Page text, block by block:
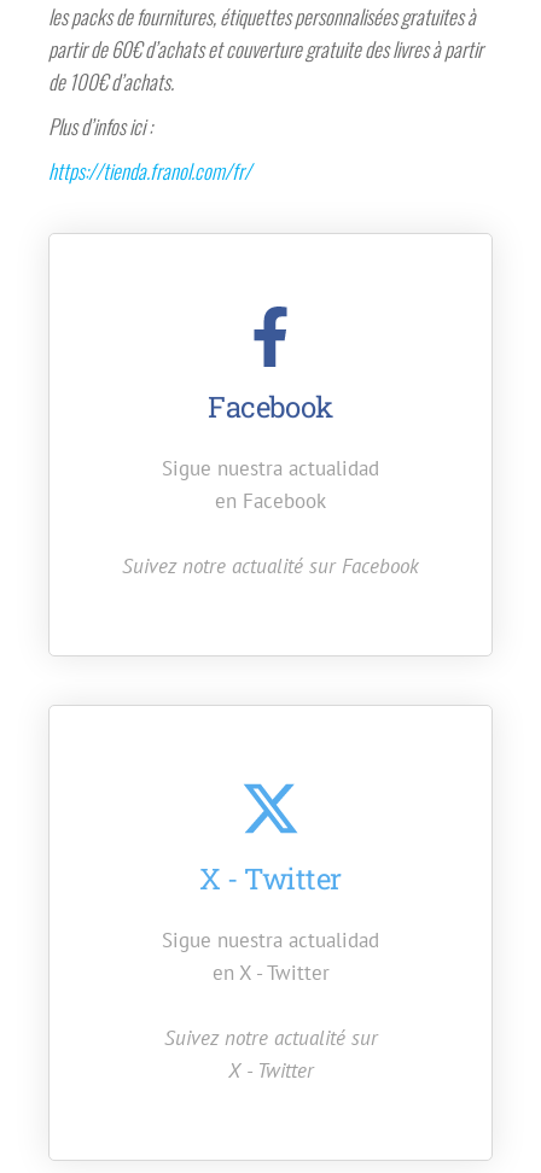
les packs de fournitures, étiquettes personnalisées gratuites à
partir de 60€ d’achats et couverture gratuite des livres à partir
de 100€ d’achats.
Plus d’infos ici :
https://tienda.franol.com/fr/
Facebook
Sigue nuestra actualidad
en Facebook
Suivez notre actualité sur Facebook
X - Twitter
Sigue nuestra actualidad
en X - Twitter
Suivez notre actualité sur
X - Twitter